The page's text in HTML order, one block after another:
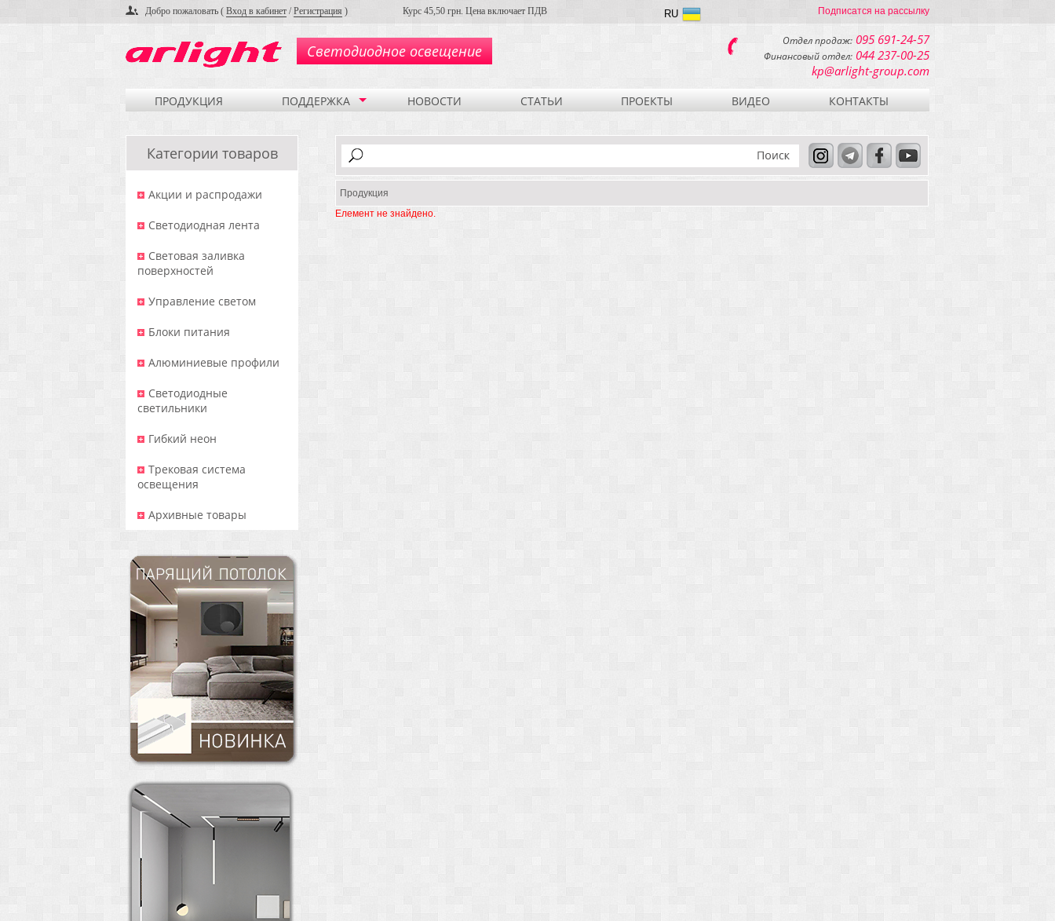
Добро пожаловать ( Вход в кабинет /Регистрация ) Курс 45,50 грн. Цена включает ПДВ Подписатся на рассылку
RU
Светодиодное освещение
Отдел продаж: 095 691-24-57
Финансовый отдел: 044 237-00-25
kp@arlight-group.com
ПРОДУКЦИЯ ПОДДЕРЖКА НОВОСТИ СТАТЬИ ПРОЕКТЫ ВИДЕО КОНТАКТЫ
Категории товаров
Акции и распродажи
Светодиодная лента
Световая заливка
поверхностей
Управление светом
Блоки питания
Алюминиевые профили
Светодиодные
светильники
Гибкий неон
Трековая система
освещения
Архивные товары
Продукция
Елемент не знайдено.